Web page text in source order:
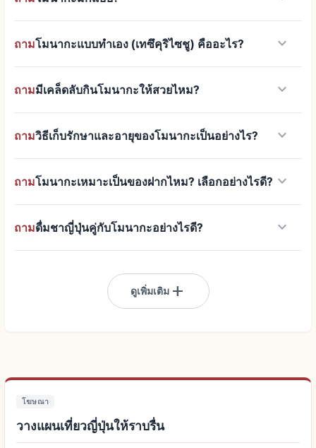
ถามโมนากะแบบทำเอง (เทซึคุริไซชู) คืออะไร? keyboard_arrow_down
ถามมีเคล็ดลับกินโมนากะให้สวยไหม? keyboard_arrow_down
ถามวิธีเก็บรักษาและอายุของโมนากะเป็นอย่างไร? keyboard_arrow_down
ถามโมนากะเหมาะเป็นของฝากไหม? เลือกอย่างไรดี? keyboard_arrow_down
ถามดื่มชาญี่ปุ่นคู่กับโมนากะอย่างไรดี? keyboard_arrow_down
ดูเพิ่มเติมadd
โฆษณา
วางแผนเที่ยวญี่ปุ่นให้ราบรื่น